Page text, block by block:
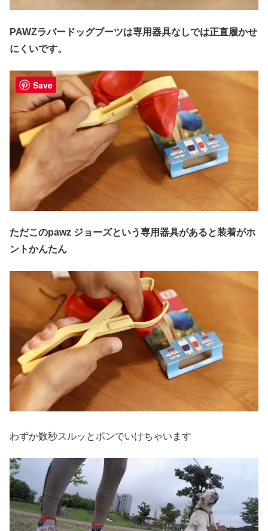
PAWZラバードッグブーツは専用器具なしでは正直履かせ
にくいです。
ただこのpawz ジョーズという専用器具があると装着がホ
ントかんたん
わずか数秒スルッとポンでいけちゃいます
Save